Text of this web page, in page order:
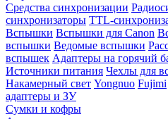
Средства синхронизации
синхронизаторы TTL-
Вспышки Вспышки для Canon
вспышки Ведомые вспышки
вспышек Адаптеры на горячий
Источники питания Чехлы для
Накамерный свет Yongnuo Fujimi
адаптеры и ЗУ
Сумки и кофры